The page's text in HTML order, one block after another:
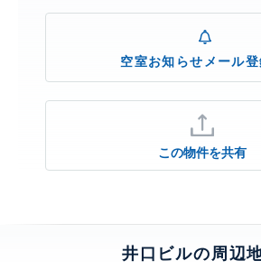
空室お知らせメール登
この物件を共有
井口ビルの周辺